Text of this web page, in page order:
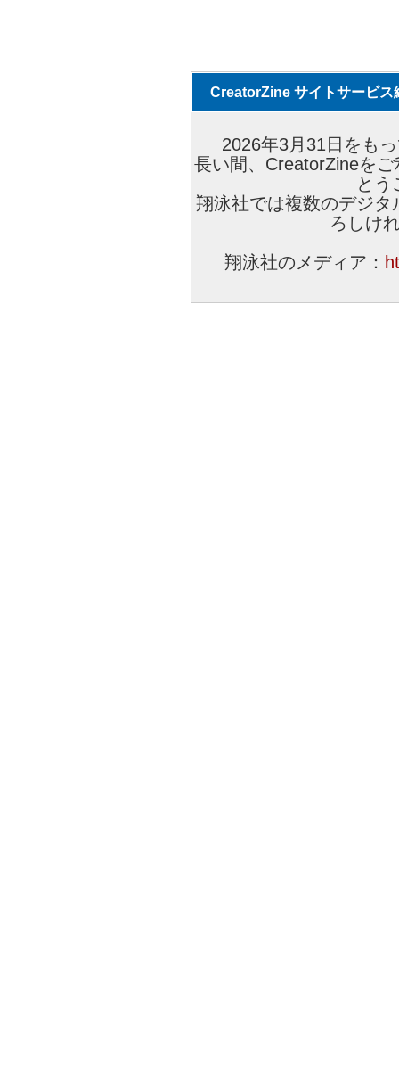
CreatorZine サイトサービス
2026年3月31日をも
長い間、CreatorZineを
とう
翔泳社では複数のデジ
ろしけ
翔泳社のメディア：